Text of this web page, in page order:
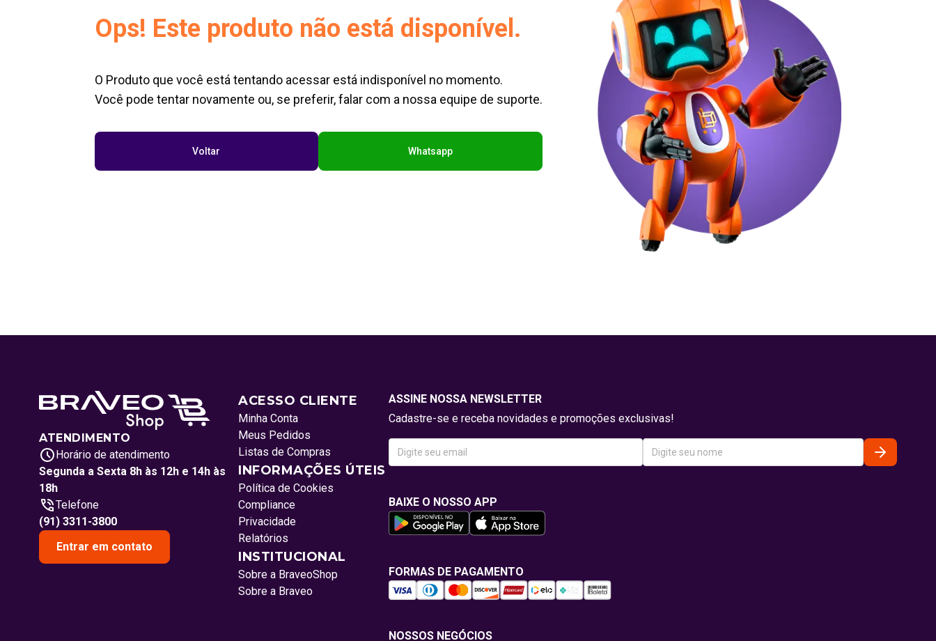
Ops! Este produto não está disponível.
O Produto que você está tentando acessar está indisponível no momento.
Você pode tentar novamente ou, se preferir, falar com a nossa equipe de suporte.
Voltar Whatsapp
ATENDIMENTO
Horário de atendimento
Segunda a Sexta 8h às 12h e 14h às
18h
Telefone
(91) 3311-3800
Entrar em contato
ACESSO CLIENTE
Minha Conta
Meus Pedidos
Listas de Compras
INFORMAÇÕES ÚTEIS
Política de Cookies
Compliance
Privacidade
Relatórios
INSTITUCIONAL
Sobre a BraveoShop
Sobre a Braveo
ASSINE NOSSA NEWSLETTER
Cadastre-se e receba novidades e promoções exclusivas!
BAIXE O NOSSO APP
FORMAS DE PAGAMENTO
NOSSOS NEGÓCIOS